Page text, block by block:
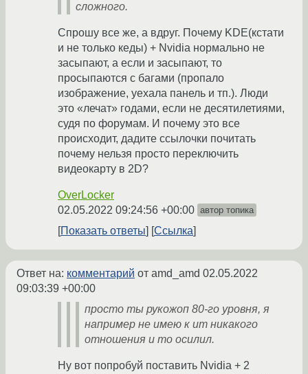
сложного.
Спрошу все же, а вдруг. Почему KDE(кстати
и не только кеды) + Nvidia нормально не
засыпают, а если и засыпают, то
просыпаются с багами (пропало
изображение, уехала панель и тп.). Люди
это «лечат» годами, если не десятилетиями,
судя по форумам. И почему это все
происходит, дадите ссылочки почитать
почему нельзя просто переключить
видеокарту в 2D?
OverLocker
02.05.2022 09:24:56 +00:00 автор топика
Показать ответы Ссылка
Ответ на: комментарий от amd_amd 02.05.2022
09:03:39 +00:00
просто ты рукожоп 80-го уровня, я
например не имею к ит никакого
отношения и то осилил.
Ну вот попробуй поставить Nvidia + 2